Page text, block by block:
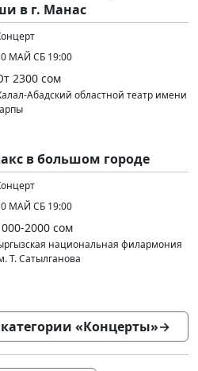
в г. Манас
МАЙ СБ 19:00
2300 сом
Абадский областной театр имени
в большом городе
МАЙ СБ 19:00
2000 сом
национальная филармония
Т. Сатылганова
«Концерты»→